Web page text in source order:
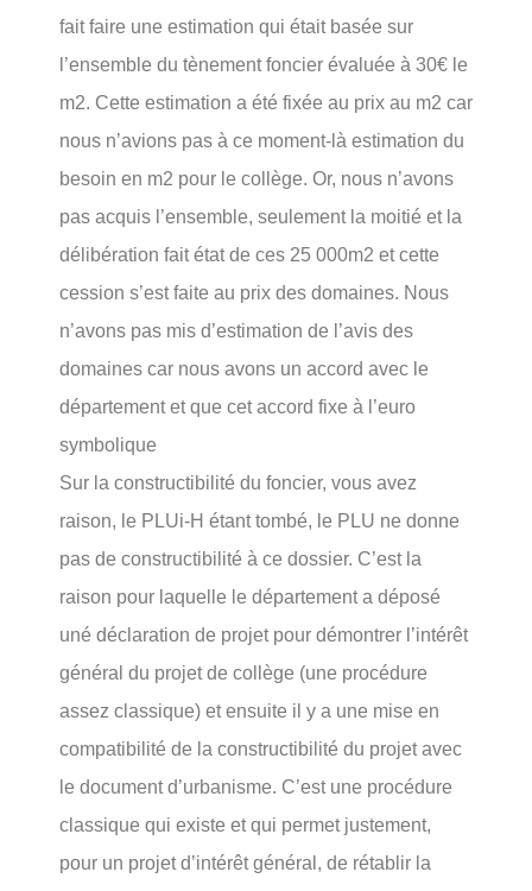
fait faire une estimation qui était basée sur
l’ensemble du tènement foncier évaluée à 30€ le
m2. Cette estimation a été fixée au prix au m2 car
nous n’avions pas à ce moment-là estimation du
besoin en m2 pour le collège. Or, nous n’avons
pas acquis l’ensemble, seulement la moitié et la
délibération fait état de ces 25 000m2 et cette
cession s’est faite au prix des domaines. Nous
n’avons pas mis d’estimation de l’avis des
domaines car nous avons un accord avec le
département et que cet accord fixe à l’euro
symbolique
Sur la constructibilité du foncier, vous avez
raison, le PLUi-H étant tombé, le PLU ne donne
pas de constructibilité à ce dossier. C’est la
raison pour laquelle le département a déposé
uné déclaration de projet pour démontrer l’intérêt
général du projet de collège (une procédure
assez classique) et ensuite il y a une mise en
compatibilité de la constructibilité du projet avec
le document d’urbanisme. C’est une procédure
classique qui existe et qui permet justement,
pour un projet d’intérêt général, de rétablir la